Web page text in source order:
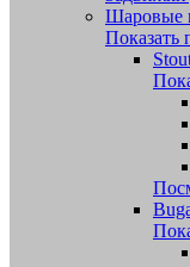
Шаровые
Показать